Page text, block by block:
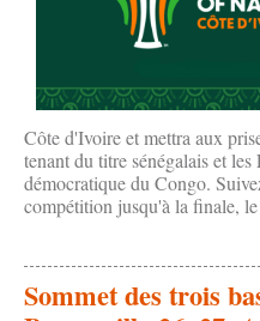
Côte d'Ivoire et mettra aux
tenant du titre sénégalais et
démocratique du Congo.
compétition jusqu'à la finale,
Sommet des trois